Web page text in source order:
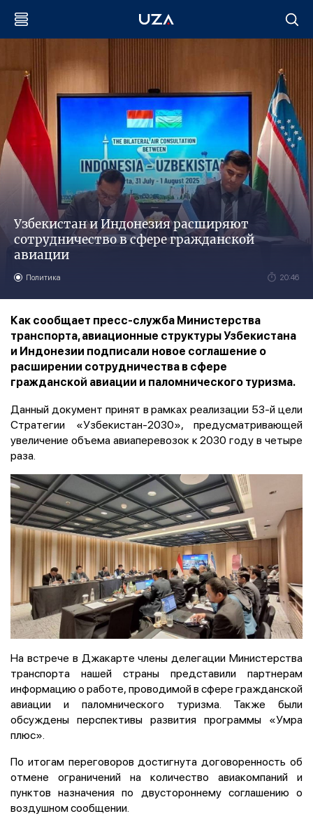
Узбекистан и Индонезия расширяют
сотрудничество в сфере гражданской
авиации
Политика 20:46
Как сообщает пресс-служба Министерства
транспорта, авиационные структуры Узбекистана
и Индонезии подписали новое соглашение о
расширении сотрудничества в сфере
гражданской авиации и паломнического туризма.
Данный документ принят в рамках реализации 53-й цели
Стратегии «Узбекистан-2030», предусматривающей
увеличение объема авиаперевозок к 2030 году в четыре
раза.
На встрече в Джакарте члены делегации Министерства
транспорта нашей страны представили партнерам
информацию о работе, проводимой в сфере гражданской
авиации и паломнического туризма. Также были
обсуждены перспективы развития программы «Умра
плюс».
По итогам переговоров достигнута договоренность об
отмене ограничений на количество авиакомпаний и
пунктов назначения по двустороннему соглашению о
воздушном сообщении.